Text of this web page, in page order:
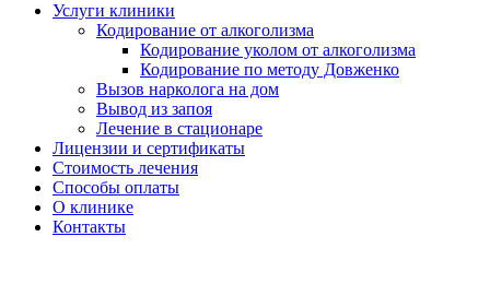
Услуги клиники
Кодирование от алкоголизма
Кодирование уколом от алкоголизма
Кодирование по методу Довженко
Вызов нарколога на дом
Вывод из запоя
Лечение в стационаре
Лицензии и сертификаты
Стоимость лечения
Способы оплаты
О клинике
Контакты